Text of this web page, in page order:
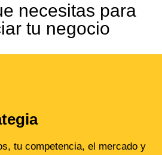
necesitas para
tu negocio
tu competencia, el mercado y